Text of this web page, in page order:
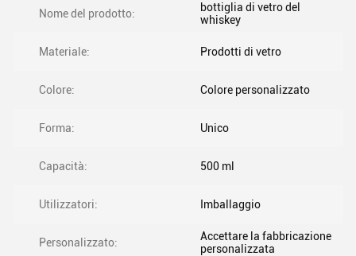
Nome del prodotto:
bottiglia di vetro del
whiskey
Materiale: Prodotti di vetro
Colore: Colore personalizzato
Forma: Unico
Capacità: 500 ml
Utilizzatori: Imballaggio
Personalizzato:
Accettare la fabbricazione
personalizzata